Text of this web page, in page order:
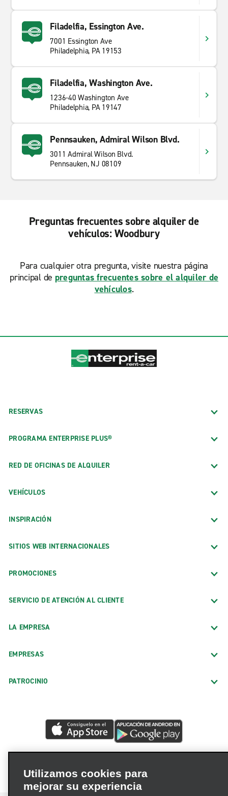
Filadelfia, Essington Ave.
7001 Essington Ave
Philadelphia, PA 19153
Filadelfia, Washington Ave.
1236-40 Washington Ave
Philadelphia, PA 19147
Pennsauken, Admiral Wilson Blvd.
3011 Admiral Wilson Blvd.
Pennsauken, NJ 08109
Preguntas frecuentes sobre alquiler de
vehículos: Woodbury
Para cualquier otra pregunta, visite nuestra página
principal de preguntas frecuentes sobre el alquiler de
vehículos.
RESERVAS
PROGRAMA ENTERPRISE PLUS®
RED DE OFICINAS DE ALQUILER
VEHÍCULOS
INSPIRACIÓN
SITIOS WEB INTERNACIONALES
PROMOCIONES
SERVICIO DE ATENCIÓN AL CLIENTE
LA EMPRESA
EMPRESAS
PATROCINIO
Utilizamos cookies para
mejorar su experiencia